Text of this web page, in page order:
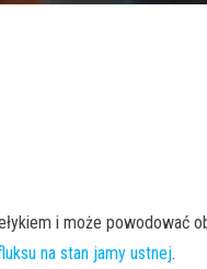
i może powodować
na stan jamy ustnej.